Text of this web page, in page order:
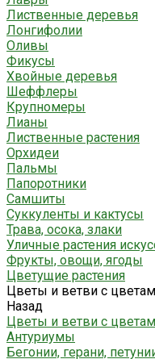
Лиственные деревья
Лонгифолии
Оливы
Фикусы
Хвойные деревья
Шеффлеры
Крупномеры
Лианы
Лиственные растения
Орхидеи
Пальмы
Папоротники
Самшиты
Суккуленты и кактусы
Трава, осока, злаки
Уличные растения
Фрукты, овощи, ягоды
Цветущие растения
Цветы и ветви с
Назад
Цветы и ветви с
Антуриумы
Бегонии, герани,